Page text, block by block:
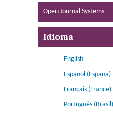
Open Journal Systems
Idioma
English
Español (España)
Français (France)
Português (Brasil)